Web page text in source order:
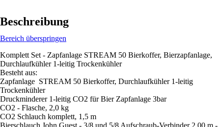
Beschreibung
Bereich überspringen
Komplett Set - Zapfanlage STREAM 50 Bierkoffer, Bierzapfanlage,
Durchlaufkühler 1-leitig Trockenkühler
Besteht aus:
Zapfanlage STREAM 50 Bierkoffer, Durchlaufkühler 1-leitig
Trockenkühler
Druckminderer 1-leitig CO2 für Bier Zapfanlage 3bar
CO2 - Flasche, 2,0 kg
CO2 Schlauch komplett, 1,5 m
Bierschlauch John Guest - 3/8 und 5/8 Aufschraub-Verbinder 2,00 m -